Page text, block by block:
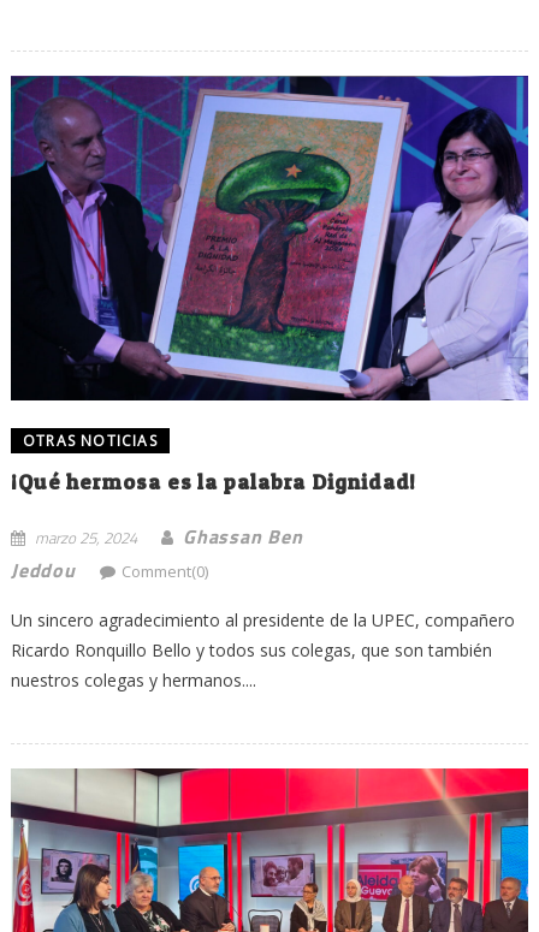
OTRAS NOTICIAS
¡Qué hermosa es la palabra Dignidad!
marzo 25, 2024
Ghassan Ben
Jeddou
Comment(0)
Un sincero agradecimiento al presidente de la UPEC, compañero
Ricardo Ronquillo Bello y todos sus colegas, que son también
nuestros colegas y hermanos....